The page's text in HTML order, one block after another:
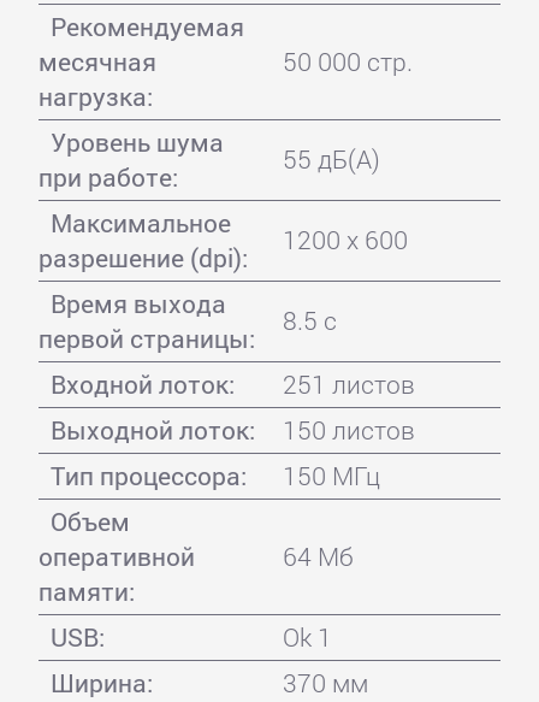
Рекомендуемая
месячная
нагрузка:
50 000 стр.
Уровень шума
при работе:
55 дБ(А)
Максимальное
разрешение (dpi):
1200 x 600
Время выхода
первой страницы:
8.5 с
Входной лоток:
251 листов
Выходной лоток:
150 листов
Тип процессора:
150 МГц
Объем
оперативной
памяти:
64 Мб
USB:
Ok 1
Ширина:
370 мм